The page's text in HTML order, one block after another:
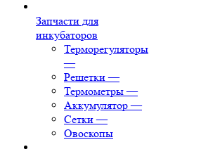
Запчасти для
инкубаторов
Терморегуляторы
—
Решетки —
Термометры —
Аккумулятор —
Сетки —
Овоскопы